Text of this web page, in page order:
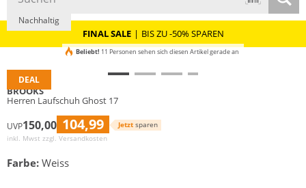
PREIS & WERT
FINAL SALE | BIS ZU -50% SPAREN
DEAL
Nachhaltig
Beliebt! 11 Personen sehen sich diesen Artikel gerade an
BROOKS
Herren Laufschuh Ghost 17
UVP150,00 104,99 Jetzt sparen
inkl. Mwst zzgl. Versandkosten
Farbe: Weiss